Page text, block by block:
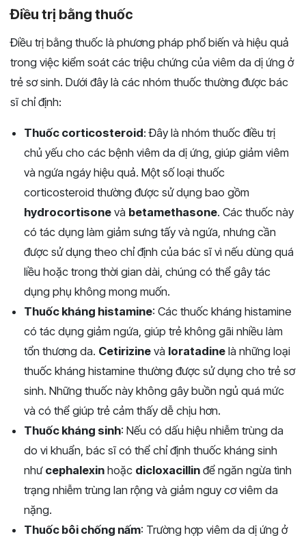
Điều trị bằng thuốc
Điều trị bằng thuốc là phương pháp phổ biến và hiệu quả
trong việc kiểm soát các triệu chứng của viêm da dị ứng ở
trẻ sơ sinh. Dưới đây là các nhóm thuốc thường được bác
sĩ chỉ định:
Thuốc corticosteroid: Đây là nhóm thuốc điều trị
chủ yếu cho các bệnh viêm da dị ứng, giúp giảm viêm
và ngứa ngáy hiệu quả. Một số loại thuốc
corticosteroid thường được sử dụng bao gồm
hydrocortisone và betamethasone. Các thuốc này
có tác dụng làm giảm sưng tấy và ngứa, nhưng cần
được sử dụng theo chỉ định của bác sĩ vì nếu dùng quá
liều hoặc trong thời gian dài, chúng có thể gây tác
dụng phụ không mong muốn.
Thuốc kháng histamine: Các thuốc kháng histamine
có tác dụng giảm ngứa, giúp trẻ không gãi nhiều làm
tổn thương da. Cetirizine và loratadine là những loại
thuốc kháng histamine thường được sử dụng cho trẻ sơ
sinh. Những thuốc này không gây buồn ngủ quá mức
và có thể giúp trẻ cảm thấy dễ chịu hơn.
Thuốc kháng sinh: Nếu có dấu hiệu nhiễm trùng da
do vi khuẩn, bác sĩ có thể chỉ định thuốc kháng sinh
như cephalexin hoặc dicloxacillin để ngăn ngừa tình
trạng nhiễm trùng lan rộng và giảm nguy cơ viêm da
nặng.
Thuốc bôi chống nấm: Trường hợp viêm da dị ứng ở